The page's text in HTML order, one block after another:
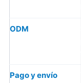
ODM
Pago y envío